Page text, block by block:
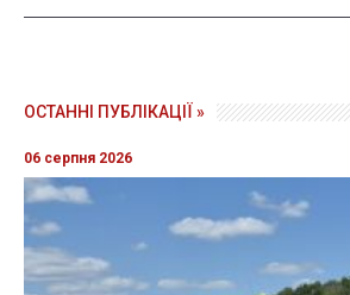
ОСТАННІ ПУБЛІКАЦІЇ »
06 серпня 2026